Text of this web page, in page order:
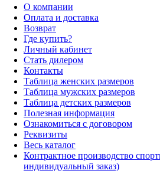
О компании
Оплата и доставка
Возврат
Где купить?
Личный кабинет
Стать дилером
Контакты
Таблица женских размеров
Таблица мужских размеров
Таблица детских размеров
Полезная информация
Ознакомиться с договором
Реквизиты
Весь каталог
Контрактное производство
индивидуальный заказ)